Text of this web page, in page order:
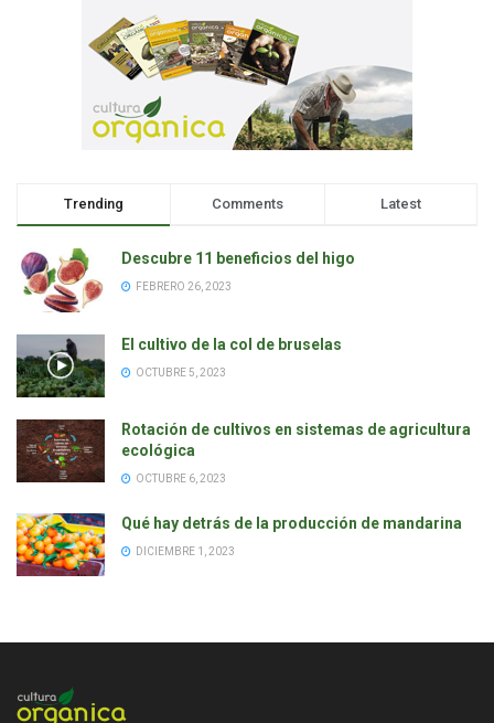
Trending Comments Latest
Descubre 11 beneficios del higo
FEBRERO 26, 2023
El cultivo de la col de bruselas
OCTUBRE 5, 2023
Rotación de cultivos en sistemas de agricultura
ecológica
OCTUBRE 6, 2023
Qué hay detrás de la producción de mandarina
DICIEMBRE 1, 2023